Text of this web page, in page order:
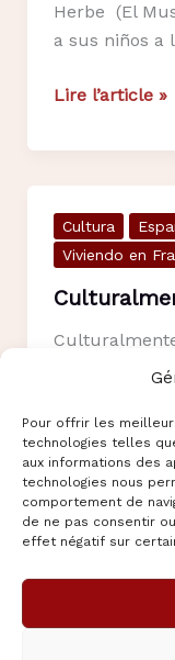
Pour offrir les
technologies telles
aux informations des
technologies nous
comportement de
de ne pas consentir
effet négatif sur
Herbe (El
a sus niños a
Culturalmente
parte
Lire l’article »
Cultura
Viviendo en
de París es
¡París!
Lire l’article »
Copyright © 2026